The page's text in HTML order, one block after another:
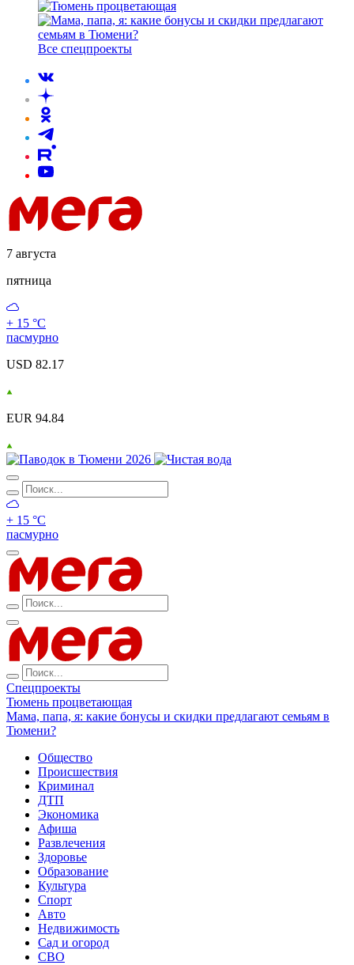
Все спецпроекты
7 августа
пятница
+ 15 °С
пасмурно
USD 82.17
EUR 94.84
+ 15 °С
пасмурно
Спецпроекты
Тюмень процветающая
Мама, папа, я: какие бонусы и скидки предлагают семьям в
Тюмени?
Общество
Происшествия
Криминал
ДТП
Экономика
Афиша
Развлечения
Здоровье
Образование
Культура
Спорт
Авто
Недвижимость
Сад и огород
СВО